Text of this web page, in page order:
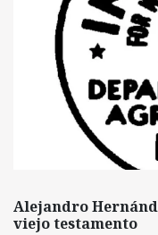
Alejandro
viejo testamento